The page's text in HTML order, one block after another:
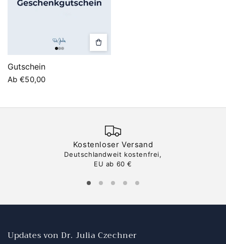
Optionen
auswählen
Gutschein
Normaler
Ab €50,00
Kostenloser Versand
Deutschlandweit kostenfrei,
EU ab 60 €
Updates von Dr. Julia Czechner